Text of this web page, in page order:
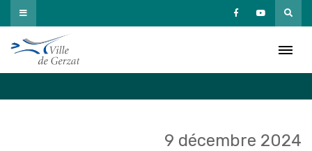
Passer
au
contenu
9 décembre 2024